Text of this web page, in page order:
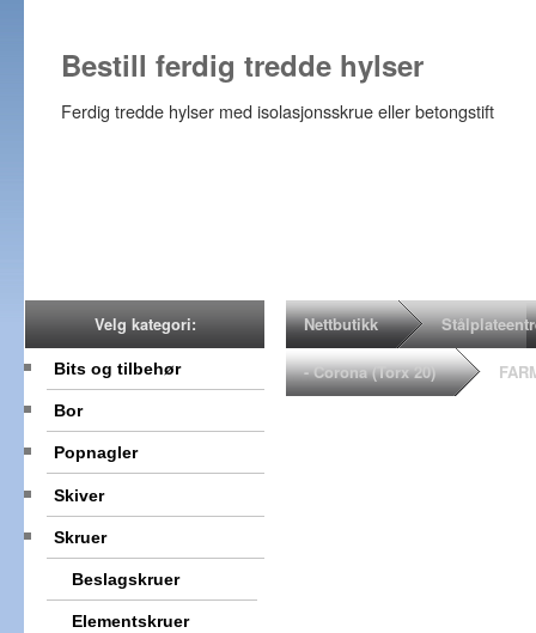
Bestill ferdig tredde hylser
Ferdig tredde hylser med isolasjonsskrue eller betongstift
Velg kategori:
Bits og tilbehør
Bor
Popnagler
Skiver
Skruer
Beslagskruer
Elementskruer
Nettbutikk
- Corona (Torx 20)